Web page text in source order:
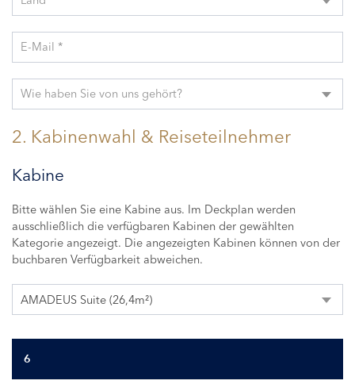
E-Mail *
Wie haben Sie von uns gehört?
2. Kabinenwahl & Reiseteilnehmer
Kabine
Bitte wählen Sie eine Kabine aus. Im Deckplan werden
ausschließlich die verfügbaren Kabinen der gewählten
Kategorie angezeigt. Die angezeigten Kabinen können von der
buchbaren Verfügbarkeit abweichen.
AMADEUS Suite (26,4m²)
6